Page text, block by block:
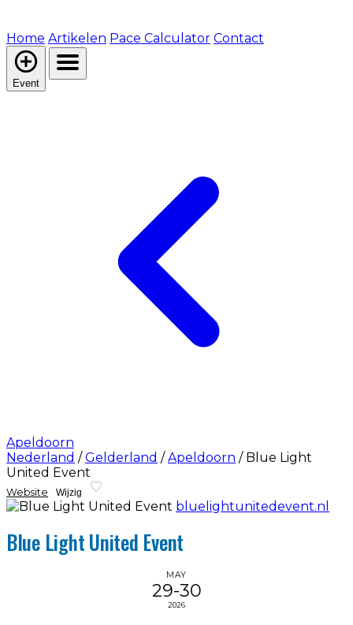
Home Artikelen Pace Calculator Contact
Event
Apeldoorn
Nederland / Gelderland / Apeldoorn / Blue Light
United Event
Website Wijzig
bluelightunitedevent.nl
Blue Light United Event
MAY
29-30
2026